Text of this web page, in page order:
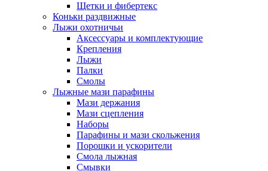
Щетки и фибертекс
Коньки раздвижные
Лыжи охотничьи
Аксессуары и комплектующие
Крепления
Лыжи
Палки
Смолы
Лыжные мази парафины
Мази держания
Мази сцепления
Наборы
Парафины и мази скольжения
Порошки и ускорители
Смола лыжная
Смывки